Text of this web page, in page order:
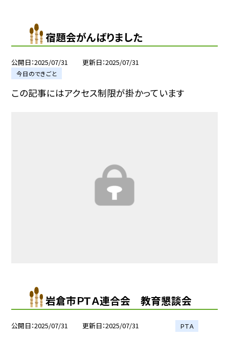
宿題会がんばりました
公開日 2025/07/31 更新日 2025/07/31
今日のできごと
この記事にはアクセス制限が掛かっています
岩倉市ＰＴＡ連合会 教育懇談会
公開日 2025/07/31 更新日 2025/07/31 ＰＴＡ